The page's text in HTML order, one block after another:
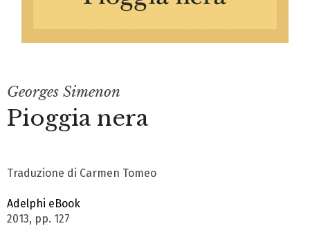
Georges Simenon
Pioggia nera
Traduzione di Carmen Tomeo
Adelphi eBook
2013, pp. 127